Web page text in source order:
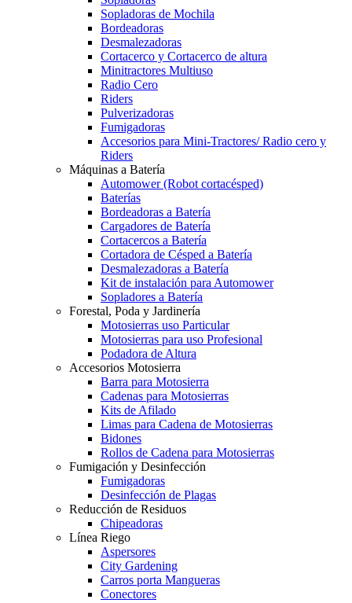
Sopladoras de Mochila
Bordeadoras
Desmalezadoras
Cortacerco y Cortacerco de altura
Minitractores Multiuso
Radio Cero
Riders
Pulverizadoras
Fumigadoras
Accesorios para Mini-Tractores/ Radio cero y
Riders
Máquinas a Batería
Automower (Robot cortacésped)
Baterías
Bordeadoras a Batería
Cargadores de Batería
Cortacercos a Batería
Cortadora de Césped a Batería
Desmalezadoras a Batería
Kit de instalación para Automower
Sopladores a Batería
Forestal, Poda y Jardinería
Motosierras uso Particular
Motosierras para uso Profesional
Podadora de Altura
Accesorios Motosierra
Barra para Motosierra
Cadenas para Motosierras
Kits de Afilado
Limas para Cadena de Motosierras
Bidones
Rollos de Cadena para Motosierras
Fumigación y Desinfección
Fumigadoras
Desinfección de Plagas
Reducción de Residuos
Chipeadoras
Línea Riego
Aspersores
City Gardening
Carros porta Mangueras
Conectores